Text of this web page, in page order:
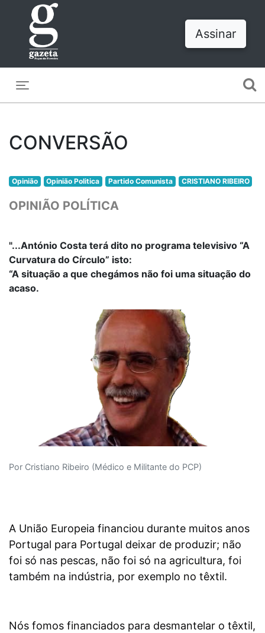
Assinar
CONVERSÃO
Opinião Opinião Politica Partido Comunista CRISTIANO RIBEIRO
OPINIÃO POLÍTICA
"...António Costa terá dito no programa televisivo “A
Curvatura do Círculo” isto:
“A situação a que chegámos não foi uma situação do
acaso.
Por Cristiano Ribeiro (Médico e Militante do PCP)
A União Europeia financiou durante muitos anos
Portugal para Portugal deixar de produzir; não
foi só nas pescas, não foi só na agricultura, foi
também na indústria, por exemplo no têxtil.
Nós fomos financiados para desmantelar o têxtil,